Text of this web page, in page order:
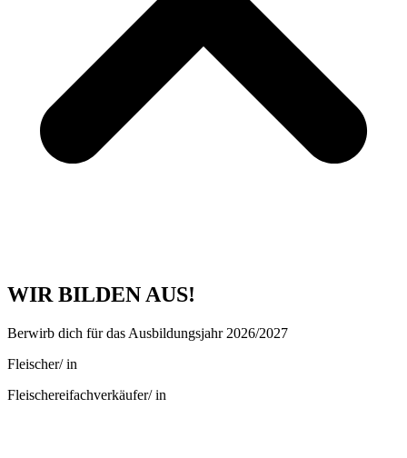
WIR BILDEN AUS!
Berwirb dich für das Ausbildungsjahr 2026/2027
Fleischer/ in
Fleischereifachverkäufer/ in